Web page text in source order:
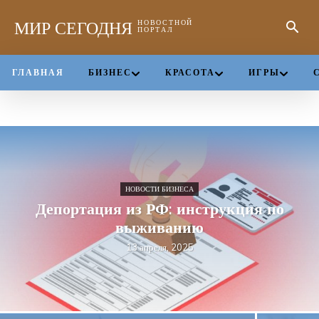
МИР СЕГОДНЯ НОВОСТНОЙ
ПОРТАЛ
ГЛАВНАЯ БИЗНЕС КРАСОТА ИГРЫ
НОВОСТИ БИЗНЕСА
Депортация из РФ: инструкция по
выживанию
13 апреля, 2025